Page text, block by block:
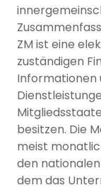
ZM ist eine
zuständigen
Informationen
besitzen. Die
meist
den
dem das